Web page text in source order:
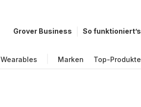
Grover Business So funktioniert’s
Wearables Marken Top-Produkte